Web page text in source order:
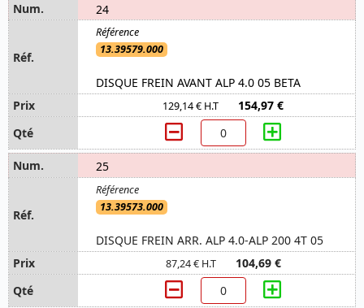
24
13.39579.000
DISQUE FREIN AVANT ALP 4.0 05 BETA
129,14 € H.T 154,97 €
25
13.39573.000
DISQUE FREIN ARR. ALP 4.0-ALP 200 4T 05
87,24 € H.T 104,69 €